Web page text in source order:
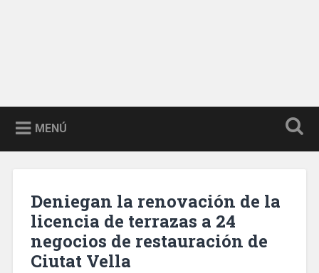
MENÚ
Deniegan la renovación de la
licencia de terrazas a 24
negocios de restauración de
Ciutat Vella